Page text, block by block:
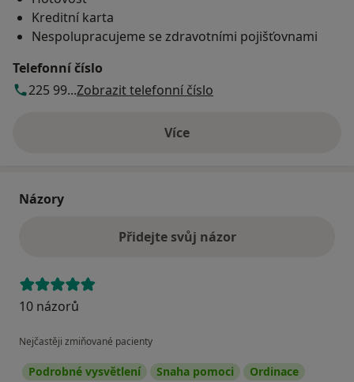
Kreditní karta
Nespolupracujeme se zdravotními pojišťovnami
Telefonní číslo
225 99...Zobrazit telefonní číslo
Víceo adrese
Názory
Přidejte svůj názor
10 názorů
Nejčastěji zmiňované pacienty
Podrobné vysvětlení Snaha pomoci Ordinace